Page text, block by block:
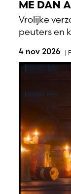
ME DAN
Vrolijke
peuters en
4 nov 2026 |